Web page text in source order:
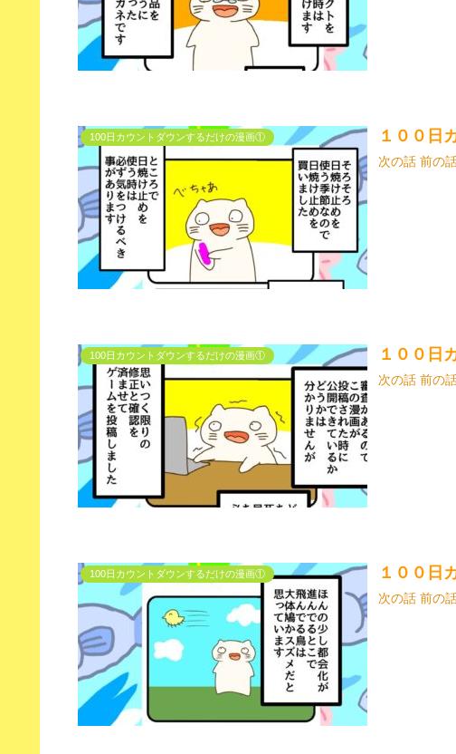
100日カウントダウンするだけの漫画① １００日
次の話 前の
100日カウントダウンするだけの漫画① １００日
次の話 前の
100日カウントダウンするだけの漫画① １００日
次の話 前の